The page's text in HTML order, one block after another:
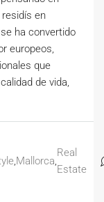
en
ha convertido
europeos,
que
de vida,
,Mallorca,
Real
Estate